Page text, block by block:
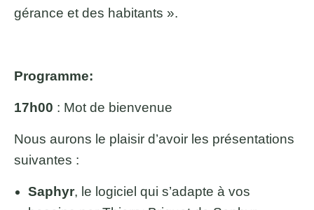
gérance et des habitants ».
Programme:
17h00 : Mot de bienvenue
Nous aurons le plaisir d’avoir les présentations
suivantes :
Saphyr, le logiciel qui s’adapte à vos